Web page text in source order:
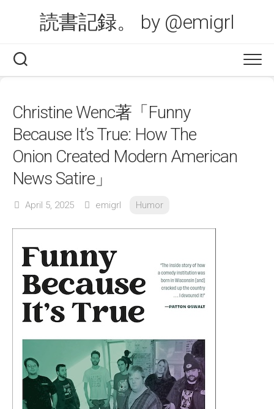
読書記録。 by @emigrl
Christine Wenc著「Funny
Because It’s True: How The
Onion Created Modern American
News Satire」
April 5, 2025 emigrl Humor